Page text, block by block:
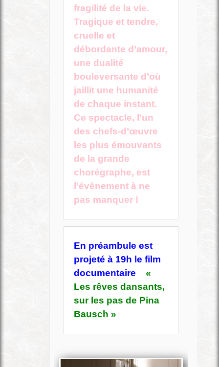
fragilité de la vie.
Tragique et tendre,
cruelle et
débordante d’amour,
une dualité
bouleversante d’où
jaillit une humanité
de chaque instant.
Ce spectacle, l’un
des chefs-d’œuvre
les plus émouvants
de la grande
chorégraphe, est
l’évènement à ne
pas manquer !
En préambule est
projeté à 19h le film
documentaire
«
Les rêves dansants,
sur les pas de Pina
Bausch »